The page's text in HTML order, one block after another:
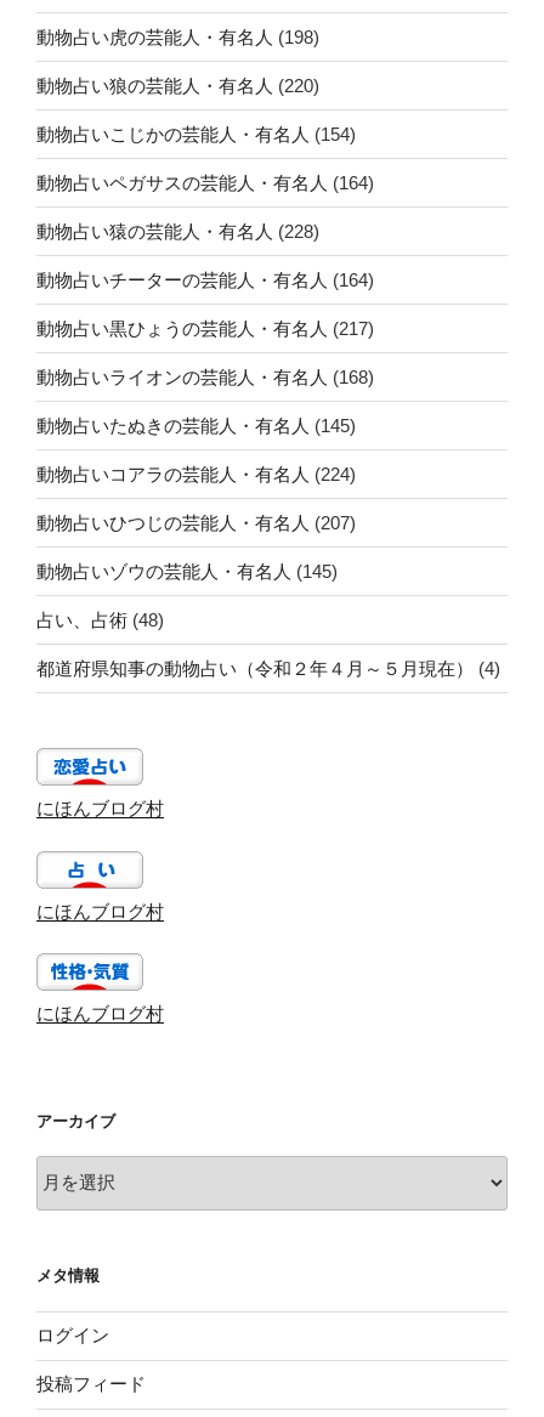
動物占い虎の芸能人・有名人 (198)
動物占い狼の芸能人・有名人 (220)
動物占いこじかの芸能人・有名人 (154)
動物占いペガサスの芸能人・有名人 (164)
動物占い猿の芸能人・有名人 (228)
動物占いチーターの芸能人・有名人 (164)
動物占い黒ひょうの芸能人・有名人 (217)
動物占いライオンの芸能人・有名人 (168)
動物占いたぬきの芸能人・有名人 (145)
動物占いコアラの芸能人・有名人 (224)
動物占いひつじの芸能人・有名人 (207)
動物占いゾウの芸能人・有名人 (145)
占い、占術 (48)
都道府県知事の動物占い（令和２年４月～５月現在） (4)
にほんブログ村
にほんブログ村
にほんブログ村
アーカイブ
ー
ブ
メタ情報
ログイン
投稿フィード